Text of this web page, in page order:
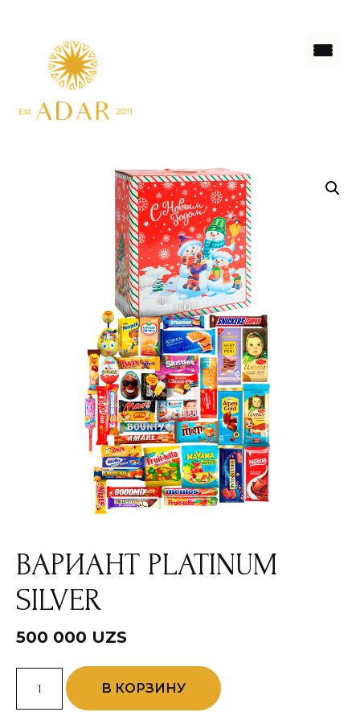
ВАРИАНТ PLATINUM
SILVER
500 000 UZS
Количество
товара
В КОРЗИНУ